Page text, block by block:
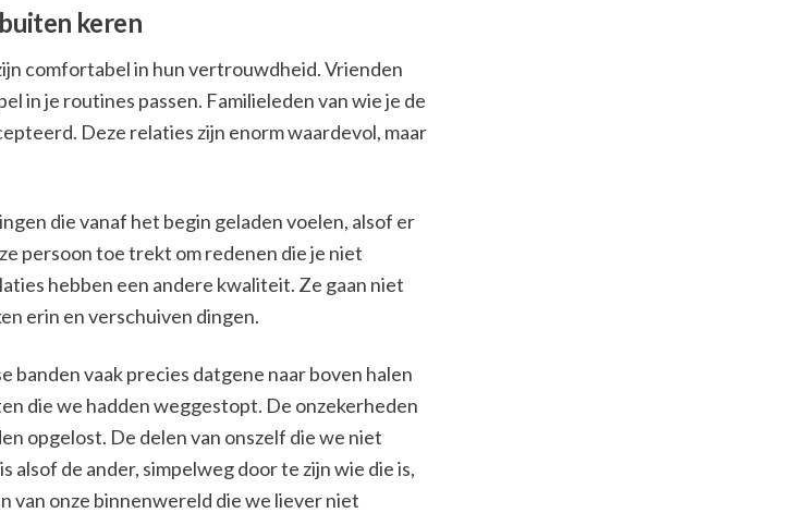
keren
comfortabel in hun vertrouwdheid. Vrienden
in je routines passen. Familieleden van wie je de
Deze relaties zijn enorm waardevol, maar
die vanaf het begin geladen voelen, alsof er
persoon toe trekt om redenen die je niet
hebben een andere kwaliteit. Ze gaan niet
erin en verschuiven dingen.
banden vaak precies datgene naar boven halen
die we hadden weggestopt. De onzekerheden
opgelost. De delen van onszelf die we niet
de ander, simpelweg door te zijn wie die is,
van onze binnenwereld die we liever niet